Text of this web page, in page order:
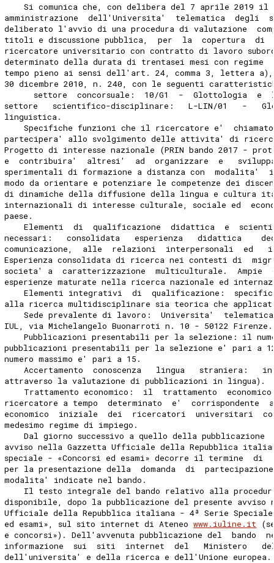
Si comunica che, con delibera del 7 aprile 2019 il
amministrazione  dell'Universita'  telematica  degli
deliberato l'avvio di una procedura di valutazione
titoli e discussione pubblica,  per  la  copertura  di
ricercatore universitario con contratto di lavoro
determinato della durata di trentasei mesi con regime
tempo pieno ai sensi dell'art. 24, comma 3, lettera
30 dicembre 2010, n. 240, con le seguenti
settore  concorsuale:  10/G1  -  Glottologia  e
settore   scientifico-disciplinare:   L-LIN/01   -
linguistica.
Specifiche funzioni che il ricercatore e'
partecipera' allo svolgimento delle attivita' di
Progetto di interesse nazionale (PRIN bando 2017 - prot.
e  contribuira'  altresi'  ad  organizzare  e
sperimentali di formazione a distanza con  modalita'
modo da orientare e potenziare le competenze dei
di dinamiche della diffusione della lingua e cultura
internazionali di interesse culturale, sociale ed
paese.
Elementi  di  qualificazione  didattica  e
necessari:   consolidata   esperienza   didattica
comunicazione,  alle  relazioni  interpersonali  ed
Esperienza consolidata di ricerca nei contesti di
societa' a  caratterizzazione  multiculturale.  Ampie
esperienze maturate nella ricerca nazionale ed
Elementi integrativi  di  qualificazione:
alla ricerca multidisciplinare sia teorica che
Sede prevalente di lavoro:  Universita'
IUL, via Michelangelo Buonarroti n. 10 - 50122
Pubblicazioni presentabili per la selezione: il
pubblicazioni presentabili per la selezione e' pari a
numero massimo e' pari a 15.
Accertamento  conoscenza   lingua   straniera:
attraverso la valutazione di pubblicazioni in lingua).
Trattamento economico:  il  trattamento
ricercatore a tempo  determinato  e'  corrispondente
economico  iniziale  dei  ricercatori  universitari
medesimo regime di impiego.
Dal giorno successivo a quello della pubblicazione
avviso nella Gazzetta Ufficiale della Repubblica
speciale - «Concorsi ed esami» decorre il termine
per la presentazione della  domanda  di
modalita' indicate nel bando.
Il testo integrale del bando relativo alla
disponibile, dopo la pubblicazione del presente avviso
Ufficiale della Repubblica italiana - 4ª Serie
ed esami», sul sito internet di Ateneo www.iuline.it
e concorsi»). Dell'avvenuta pubblicazione del  bando
informazione  sui  siti  internet  del   Ministero
dell'universita' e della ricerca e dell'Unione